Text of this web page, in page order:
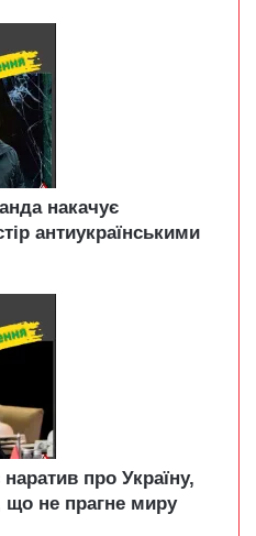
накачує
антиукраїнськими
про Україну,
що не прагне миру